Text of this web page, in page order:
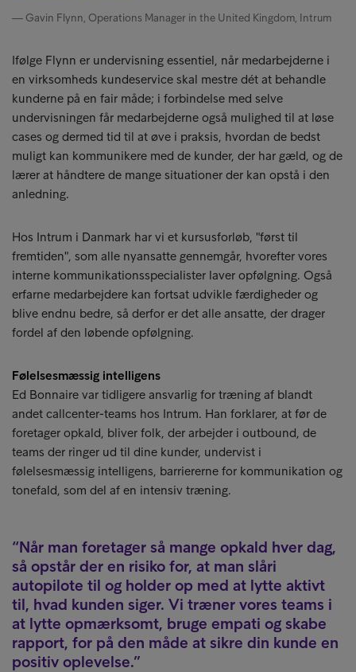
Gavin Flynn, Operations Manager in the United Kingdom, Intrum
Ifølge Flynn er undervisning essentiel, når medarbejderne i
en virksomheds kundeservice skal mestre dét at behandle
kunderne på en fair måde; i forbindelse med selve
undervisningen får medarbejderne også mulighed til at løse
cases og dermed tid til at øve i praksis, hvordan de bedst
muligt kan kommunikere med de kunder, der har gæld, og de
lærer at håndtere de mange situationer der kan opstå i den
anledning.
Hos Intrum i Danmark har vi et kursusforløb, "først til
fremtiden", som alle nyansatte gennemgår, hvorefter vores
interne kommunikationsspecialister laver opfølgning. Også
erfarne medarbejdere kan fortsat udvikle færdigheder og
blive endnu bedre, så derfor er det alle ansatte, der drager
fordel af den løbende opfølgning.
Følelsesmæssig intelligens
Ed Bonnaire var tidligere ansvarlig for træning af blandt
andet callcenter-teams hos Intrum. Han forklarer, at før de
foretager opkald, bliver folk, der arbejder i outbound, de
teams der ringer ud til dine kunder, undervist i
følelsesmæssig intelligens, barriererne for kommunikation og
tonefald, som del af en intensiv træning.
Når man foretager så mange opkald hver dag,
så opstår der en risiko for, at man slåri
autopilote til og holder op med at lytte aktivt
til, hvad kunden siger. Vi træner vores teams i
at lytte opmærksomt, bruge empati og skabe
rapport, for på den måde at sikre din kunde en
positiv oplevelse.